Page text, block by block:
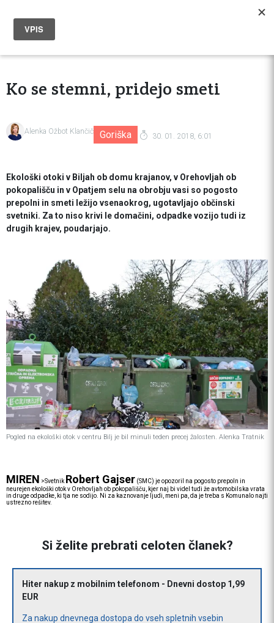
Ko se stemni, pridejo smeti
Alenka Ožbot Klančič Goriška 30. 01. 2018, 6:01
Ekološki otoki v Biljah ob domu krajanov, v Orehovljah ob
pokopališču in v Opatjem selu na obrobju vasi so pogosto
prepolni in smeti ležijo vsenaokrog, ugotavljajo občinski
svetniki. Za to niso krivi le domačini, odpadke vozijo tudi iz
drugih krajev, poudarjajo.
Pogled na ekološki otok v centru Bilj je bil minuli teden precej žalosten. Alenka Tratnik
MIREN >Svetnik Robert Gajser (SMC) je opozoril na pogosto prepoln in
neurejen ekološki otok v Orehovljah ob pokopališču, kjer naj bi videl tudi že avtomobilska vrata
in druge odpadke, ki tja ne sodijo. Ni za kaznovanje ljudi, meni pa, da je treba s Komunalo najti
ustrezno rešitev.
Si želite prebrati celoten članek?
Hiter nakup z mobilnim telefonom - Dnevni dostop 1,99
EUR
Za nakup dnevnega dostopa do vseh spletnih vsebin